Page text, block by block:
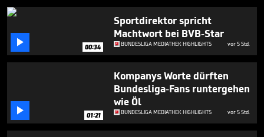
 00:34
Sportdirektor spricht
Machtwort bei BVB-Star
BUNDESLIGA MEDIATHEK HIGHLIGHTS vor 5 Std.
 01:21
Kompanys Worte dürften
Bundesliga-Fans runtergehen
wie Öl
BUNDESLIGA MEDIATHEK HIGHLIGHTS vor 5 Std.